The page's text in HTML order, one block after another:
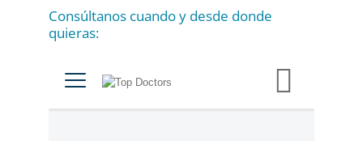
Consúltanos cuando y desde donde
quieras:
a
s